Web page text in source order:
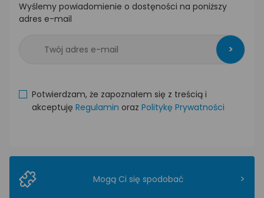
Wyślemy powiadomienie o dostęności na poniższy
adres e-mail
>
Potwierdzam, że zapoznałem się z treścią i
akceptuję Regulamin oraz Politykę Prywatności
Mogą Ci się spodobać >